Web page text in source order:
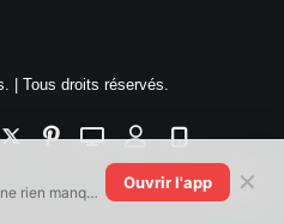
| Tous droits réservés.
Installez l'application pour ne rien manquer !
Ouvrir l'app ✕